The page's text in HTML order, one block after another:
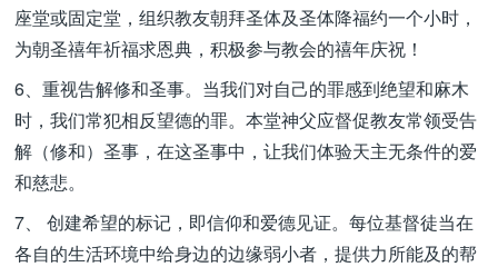
座堂或固定堂，组织教友朝拜圣体及圣体降福约一个小时，
为朝圣禧年祈福求恩典，积极参与教会的禧年庆祝！
6、重视告解修和圣事。当我们对自己的罪感到绝望和麻木
时，我们常犯相反望德的罪。本堂神父应督促教友常领受告
解（修和）圣事，在这圣事中，让我们体验天主无条件的爱
和慈悲。
7、 创建希望的标记，即信仰和爱德见证。每位基督徒当在
各自的生活环境中给身边的边缘弱小者，提供力所能及的帮